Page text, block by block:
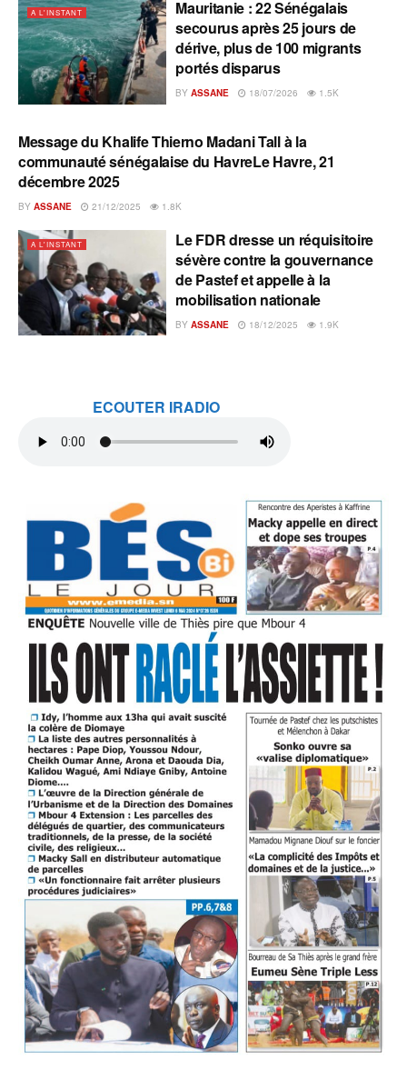
A L'INSTANT
Mauritanie : 22 Sénégalais
secourus après 25 jours de
dérive, plus de 100 migrants
portés disparus
BY ASSANE 18/07/2026 1.5K
A L'INSTANT
Message du Khalife Thierno Madani Tall à la
communauté sénégalaise du HavreLe Havre, 21
décembre 2025
BY ASSANE 21/12/2025 1.8K
A L'INSTANT
Le FDR dresse un réquisitoire
sévère contre la gouvernance
de Pastef et appelle à la
mobilisation nationale
BY ASSANE 18/12/2025 1.9K
ECOUTER IRADIO